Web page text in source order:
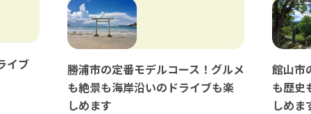
イブ
勝浦市の定番モデルコース！グルメ
も絶景も海岸沿いのドライブも楽
しめます
館山市
も歴史
しめま